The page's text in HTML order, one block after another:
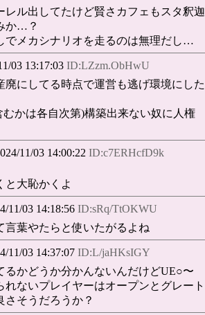
レル出してたけど賢さカフェもスタ釈迦
か…？
でメカシナリオを走るのは無理だし…
03 13:17:03 ID:LZzm.ObHwU
廃にしてる時点で運営も逃げ環境にした
かは各自次第)構築出来ない奴に人権
11/03 14:00:22 ID:c7ERHcfD9k
と大恥かくよ
03 14:18:56 ID:sRq/TtOKWU
言葉やたらと使いたがるよね
11/03 14:37:07 ID:L/jaHKsIGY
るかどうか分かんないんだけどUE○〜
れないプレイヤーはオープンとグレート
さそうだろうか？